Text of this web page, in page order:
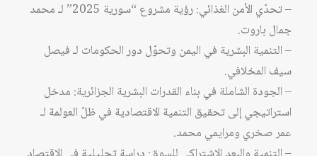
– تحدّي الأمن الغذائي: رؤية مشروع “سورية 2025” لـ محمد
جمال باروت.
– التنمية البشرية في اليمن وتحوّل دور الحكومات لـ فيصل
سيف المخلافي.
– الجودة الشاملة في بناء القدرات البشرية الجزائرية: مدخل
استراتيجي إلى تحقيق التنمية الاقتصادية في ظلّ العولمة لـ
عمر صخري ومرايمي محمد.